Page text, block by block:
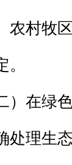
农村牧
在绿色
理生态